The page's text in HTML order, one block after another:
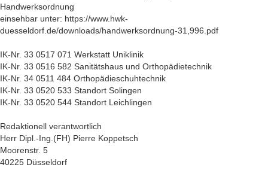
Handwerksordnung
einsehbar unter: https://www.hwk-
duesseldorf.de/downloads/handwerksordnung-31,996.pdf
IK-Nr. 33 0517 071 Werkstatt Uniklinik
IK-Nr. 33 0516 582 Sanitätshaus und Orthopädietechnik
IK-Nr. 34 0511 484 Orthopädieschuhtechnik
IK-Nr. 33 0520 533 Standort Solingen
IK-Nr. 33 0520 544 Standort Leichlingen
Redaktionell verantwortlich
Herr Dipl.-Ing.(FH) Pierre Koppetsch
Moorenstr. 5
40225 Düsseldorf